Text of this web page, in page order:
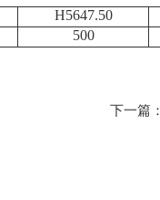
H5647.50
500
下一篇：